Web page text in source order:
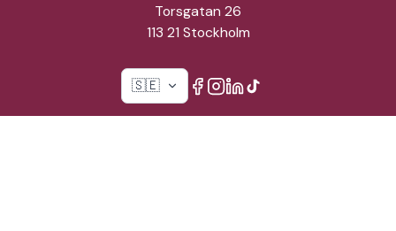
Torsgatan 26
113 21 Stockholm
🇸🇪